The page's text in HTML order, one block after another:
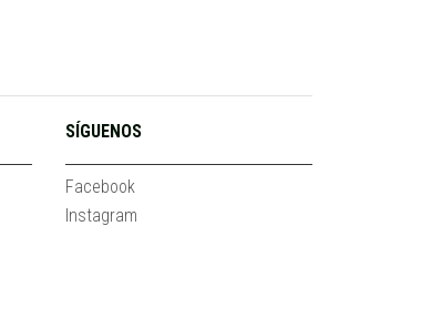
SÍGUENOS
Facebook
Instagram